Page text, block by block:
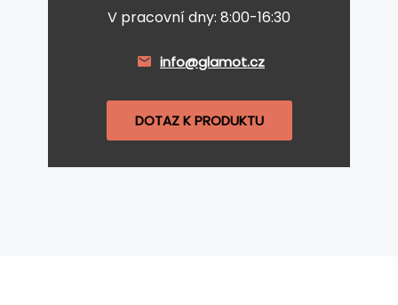
V pracovní dny: 8:00-16:30
info@glamot.cz
DOTAZ K PRODUKTU